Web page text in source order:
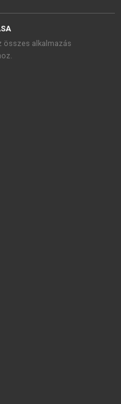
összes alkalmazás